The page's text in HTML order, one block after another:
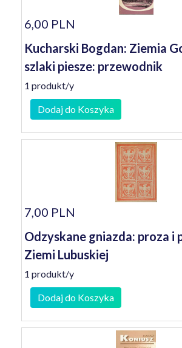
6,00 PLN
Kucharski Bogdan: Ziemia
szlaki piesze: przewodnik
1 produkt/y
Dodaj do Koszyka
7,00 PLN
Odzyskane gniazda: proza i
Ziemi Lubuskiej
1 produkt/y
Dodaj do Koszyka